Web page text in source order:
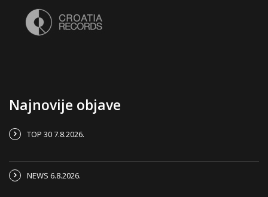
Najnovije objave
TOP 30 7.8.2026.
NEWS 6.8.2026.